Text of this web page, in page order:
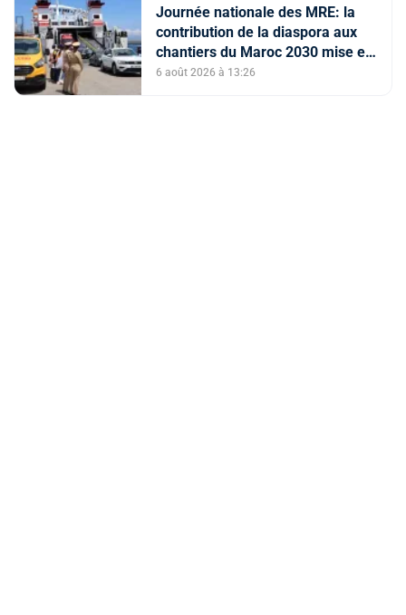
Journée nationale des MRE: la
contribution de la diaspora aux
chantiers du Maroc 2030 mise en
avant
6 août 2026 à 13:26